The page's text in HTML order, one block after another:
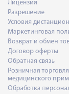
Лицензия
Разрешение
Условия
Маркетинговая
Возврат и обмен
Договор оферты
Обратная связь
Розничная
медицинского
Обработка